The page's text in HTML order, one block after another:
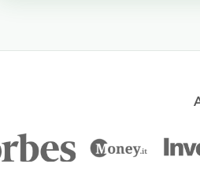
INFORMATIVI,